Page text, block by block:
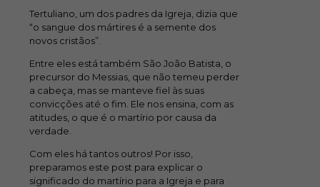
Tertuliano, um dos padres da Igreja, dizia que
“o sangue dos mártires é a semente dos
novos cristãos”.
Entre eles está também São João Batista, o
precursor do Messias, que não temeu perder
a cabeça, mas se manteve fiel às suas
convicções até o fim. Ele nos ensina, com as
atitudes, o que é o martírio por causa da
verdade.
Com eles há tantos outros! Por isso,
preparamos este post para explicar o
significado do martírio para a Igreja e para